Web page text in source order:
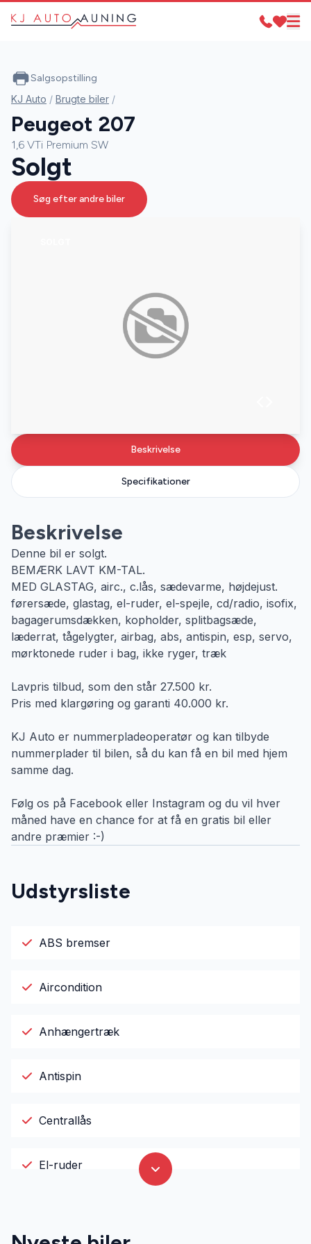
Specifikationer
Beskrivelse
Beskrivelse
Denne bil er solgt.
BEMÆRK LAVT KM-TAL.
MED GLASTAG, airc., c.lås, sædevarme, højdejust.
førersæde, glastag, el-ruder, el-spejle, cd/radio, isofix,
bagagerumsdækken, kopholder, splitbagsæde,
læderrat, tågelygter, airbag, abs, antispin, esp, servo,
mørktonede ruder i bag, ikke ryger, træk
Lavpris tilbud, som den står 27.500 kr.
Pris med klargøring og garanti 40.000 kr.
KJ Auto er nummerpladeoperatør og kan tilbyde
nummerplader til bilen, så du kan få en bil med hjem
samme dag.
Følg os på Facebook eller Instagram og du vil hver
måned have en chance for at få en gratis bil eller
andre præmier :-)
Udstyrsliste
ABS bremser
Aircondition
Anhængertræk
Antispin
Centrallås
El-ruder
Salgsopstilling
KJ Auto / Brugte biler /
Peugeot 207
1,6 VTi Premium SW
Solgt
Søg efter andre biler